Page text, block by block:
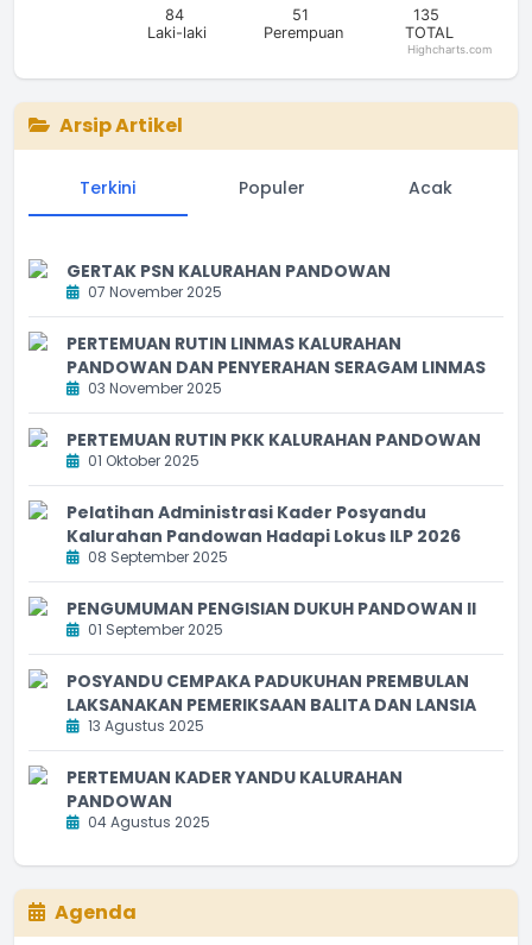
84
Laki-laki
51
Perempuan
135
TOTAL
Highcharts.com
Arsip Artikel
Terkini Populer Acak
GERTAK PSN KALURAHAN PANDOWAN
07 November 2025
PERTEMUAN RUTIN LINMAS KALURAHAN
PANDOWAN DAN PENYERAHAN SERAGAM LINMAS
03 November 2025
PERTEMUAN RUTIN PKK KALURAHAN PANDOWAN
01 Oktober 2025
Pelatihan Administrasi Kader Posyandu
Kalurahan Pandowan Hadapi Lokus ILP 2026
08 September 2025
PENGUMUMAN PENGISIAN DUKUH PANDOWAN II
01 September 2025
POSYANDU CEMPAKA PADUKUHAN PREMBULAN
LAKSANAKAN PEMERIKSAAN BALITA DAN LANSIA
13 Agustus 2025
PERTEMUAN KADER YANDU KALURAHAN
PANDOWAN
04 Agustus 2025
Agenda